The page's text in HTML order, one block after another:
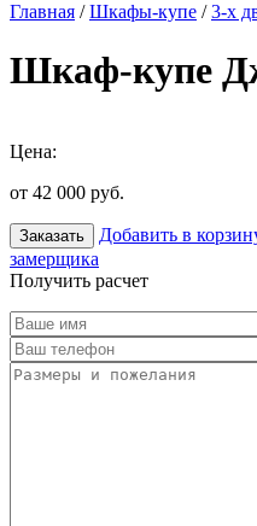
Главная /Шкафы-купе /3-х
Шкаф-купе
Цена:
от 42 000 руб.
Заказать Добавить в
замерщика
Получить расчет